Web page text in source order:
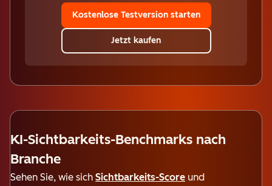
Kostenlose Testversion starten
Jetzt kaufen
KI-Sichtbarkeits-Benchmarks nach
Branche
Sehen Sie, wie sich Sichtbarkeits-Score und